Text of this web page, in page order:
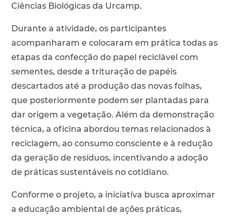
Ciências Biológicas da Urcamp.
Durante a atividade, os participantes
acompanharam e colocaram em prática todas as
etapas da confecção do papel reciclável com
sementes, desde a trituração de papéis
descartados até a produção das novas folhas,
que posteriormente podem ser plantadas para
dar origem a vegetação. Além da demonstração
técnica, a oficina abordou temas relacionados à
reciclagem, ao consumo consciente e à redução
da geração de resíduos, incentivando a adoção
de práticas sustentáveis no cotidiano.
Conforme o projeto, a iniciativa busca aproximar
a educação ambiental de ações práticas,